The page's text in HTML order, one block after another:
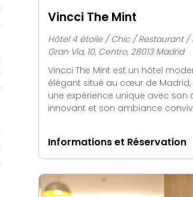
Vincci The Mint
Hôtel 4 étoile / Chic / Restaurant /
Gran Vía, 10, Centro, 28013 Madrid
Vincci The Mint est un hôtel
élégant situé au cœur de Madrid,
une expérience unique avec son
innovant et son ambiance
Informations et Réservation